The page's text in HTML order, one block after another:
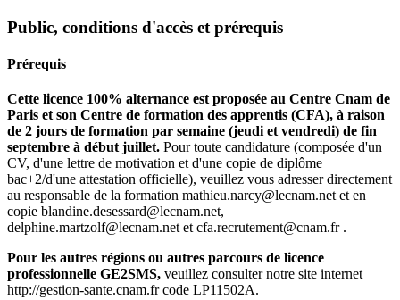
Public, conditions d'accès et prérequis
Prérequis
Cette licence 100% alternance est proposée au Centre Cnam de
Paris et son Centre de formation des apprentis (CFA), à raison
de 2 jours de formation par semaine (jeudi et vendredi) de fin
septembre à début juillet. Pour toute candidature (composée d'un
CV, d'une lettre de motivation et d'une copie de diplôme
bac+2/d'une attestation officielle), veuillez vous adresser directement
au responsable de la formation mathieu.narcy@lecnam.net et en
copie blandine.desessard@lecnam.net,
delphine.martzolf@lecnam.net et cfa.recrutement@cnam.fr .
Pour les autres régions ou autres parcours de licence
professionnelle GE2SMS, veuillez consulter notre site internet
http://gestion-sante.cnam.fr code LP11502A.